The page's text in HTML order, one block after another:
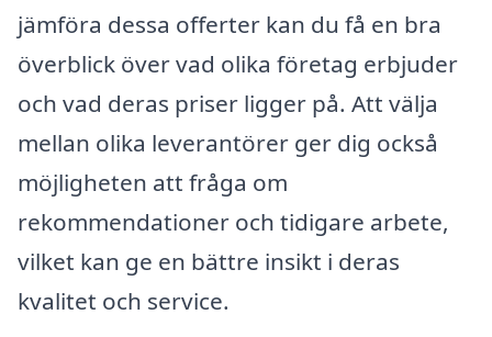
jämföra dessa offerter kan du få en bra
överblick över vad olika företag erbjuder
och vad deras priser ligger på. Att välja
mellan olika leverantörer ger dig också
möjligheten att fråga om
rekommendationer och tidigare arbete,
vilket kan ge en bättre insikt i deras
kvalitet och service.